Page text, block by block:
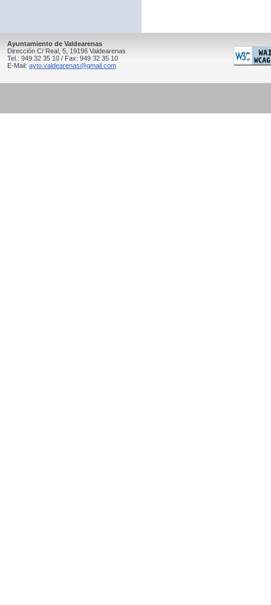
Ayuntamiento de Valdearenas
Dirección C/ Real, 5, 19196 Valdearenas
Tel.: 949 32 35 10 / Fax: 949 32 35 10
E-Mail: ayto.valdearenas@gmail.com